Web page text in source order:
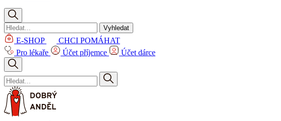
Vyhledat
E-SHOP
CHCI POMÁHAT
Pro lékaře
Účet příjemce Účet dárce